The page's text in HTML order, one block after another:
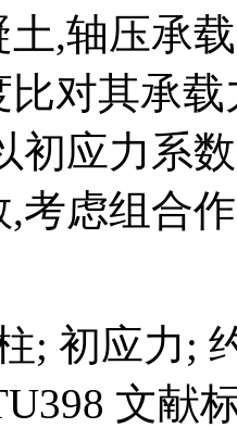
,轴压承
对其承
初应力系
考虑组合
; 初应力;
文献